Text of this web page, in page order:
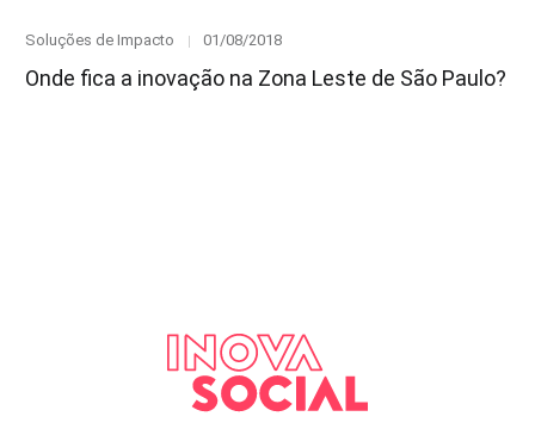
Category
Soluções de Impacto
Posted
01/08/2018
Onde fica a inovação na Zona Leste de São Paulo?